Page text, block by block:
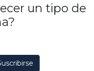
un tipo de